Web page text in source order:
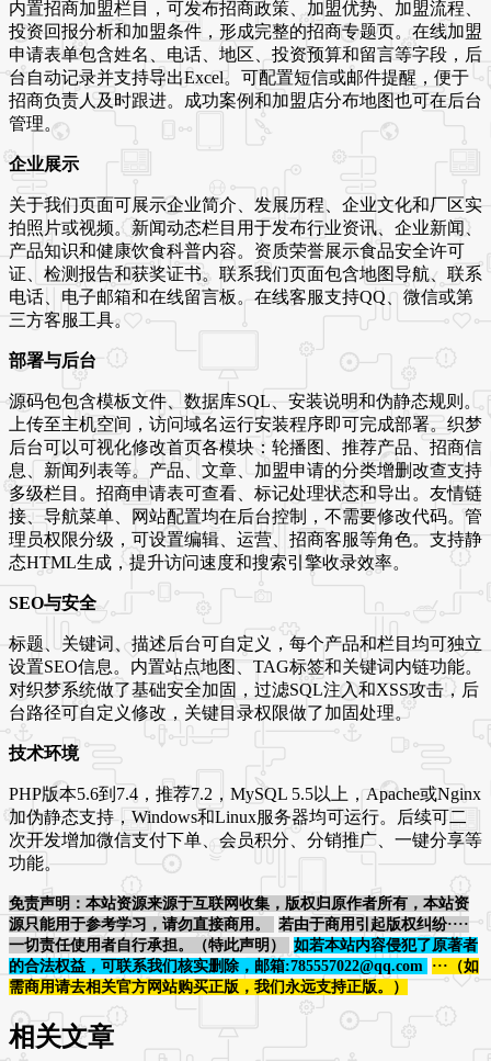
内置招商加盟栏目，可发布招商政策、加盟优势、加盟流程、
投资回报分析和加盟条件，形成完整的招商专题页。在线加盟
申请表单包含姓名、电话、地区、投资预算和留言等字段，后
台自动记录并支持导出Excel。可配置短信或邮件提醒，便于
招商负责人及时跟进。成功案例和加盟店分布地图也可在后台
管理。
企业展示
关于我们页面可展示企业简介、发展历程、企业文化和厂区实
拍照片或视频。新闻动态栏目用于发布行业资讯、企业新闻、
产品知识和健康饮食科普内容。资质荣誉展示食品安全许可
证、检测报告和获奖证书。联系我们页面包含地图导航、联系
电话、电子邮箱和在线留言板。在线客服支持QQ、微信或第
三方客服工具。
部署与后台
源码包包含模板文件、数据库SQL、安装说明和伪静态规则。
上传至主机空间，访问域名运行安装程序即可完成部署。织梦
后台可以可视化修改首页各模块：轮播图、推荐产品、招商信
息、新闻列表等。产品、文章、加盟申请的分类增删改查支持
多级栏目。招商申请表可查看、标记处理状态和导出。友情链
接、导航菜单、网站配置均在后台控制，不需要修改代码。管
理员权限分级，可设置编辑、运营、招商客服等角色。支持静
态HTML生成，提升访问速度和搜索引擎收录效率。
SEO与安全
标题、关键词、描述后台可自定义，每个产品和栏目均可独立
设置SEO信息。内置站点地图、TAG标签和关键词内链功能。
对织梦系统做了基础安全加固，过滤SQL注入和XSS攻击，后
台路径可自定义修改，关键目录权限做了加固处理。
技术环境
PHP版本5.6到7.4，推荐7.2，MySQL 5.5以上，Apache或Nginx
加伪静态支持，Windows和Linux服务器均可运行。后续可二
次开发增加微信支付下单、会员积分、分销推广、一键分享等
功能。
免责声明：本站资源来源于互联网收集，版权归原作者所有，本站资
源只能用于参考学习，请勿直接商用。
若由于商用引起版权纠纷····
一切责任使用者自行承担。（特此声明）
如若本站内容侵犯了原著者
的合法权益，可联系我们核实删除，邮箱:785557022@qq.com
···（如
需商用请去相关官方网站购买正版，我们永远支持正版。）
相关文章